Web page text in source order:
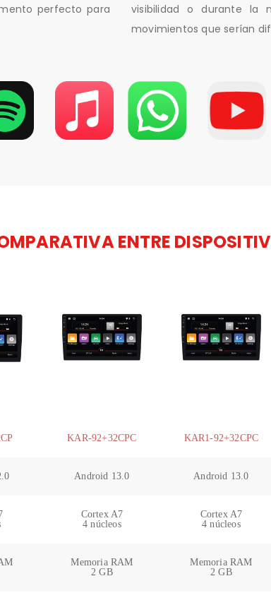
perfecto para
visibilidad o durante la
movimientos que serían
ENTRE
KAR-92+32CPC KAR1-92+32CPC
Android 13.0 Android 13.0
Cortex A7
4 núcleos
Cortex A7
4 núcleos
Memoria RAM
2 GB
Memoria RAM
2 GB